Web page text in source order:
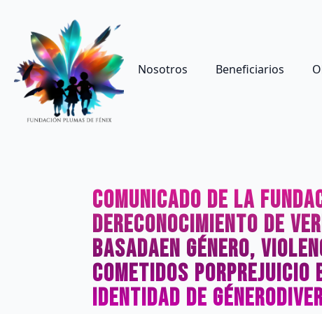
Nosotros Beneficiarios
Comunicado de la
deReconocimiento de
basadaen género,
cometidos porprejuicio
identidad de